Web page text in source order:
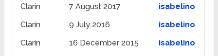
Clarín
7 August 2017
isabelino
Clarín
9 July 2016
isabelino
Clarín
16 December 2015
isabelino